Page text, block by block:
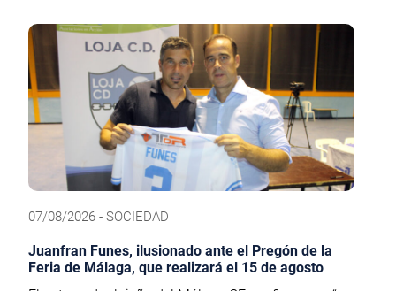
07/08/2026 - SOCIEDAD
Juanfran Funes, ilusionado ante el Pregón de la
Feria de Málaga, que realizará el 15 de agosto